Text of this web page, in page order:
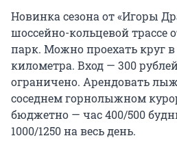
Новинка сезона от «Игоры
шоссейно-кольцевой
парк. Можно проехать круг
километра. Вход — 300
ограничено. Арендовать
соседнем горнолыжном
бюджетно — час 400/500
1000/1250 на весь день.